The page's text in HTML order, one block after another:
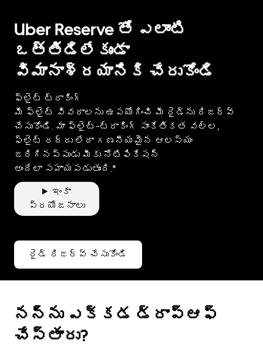
Uber Reserve తో ఎలాంటి
ఒత్తిడిలేకుండా
విమానాశ్రయానికి చేరుకోండి
ఫ్లైట్ ట్రాకింగ్
మీ ఫ్లైట్ వివరాలను ఉపయోగించి మీ రైడ్‌ను రిజర్వ్
చేసుకోండి. మా ఫ్లైట్-ట్రాకింగ్ సాంకేతికత వల్ల,
ఫ్లైట్ రద్దు లేదా గణనీయమైన ఆలస్యం
జరిగినప్పుడు మీకు నోటిఫికేషన్
అందేలా సహాయపడుతుంది.*
ఇంకా
ప్రయోజనాలు
రైడ్ రిజర్వ్ చేసుకోండి
నన్ను ఎక్కడ డ్రాప్؜ఆఫ్
చేస్తారు?